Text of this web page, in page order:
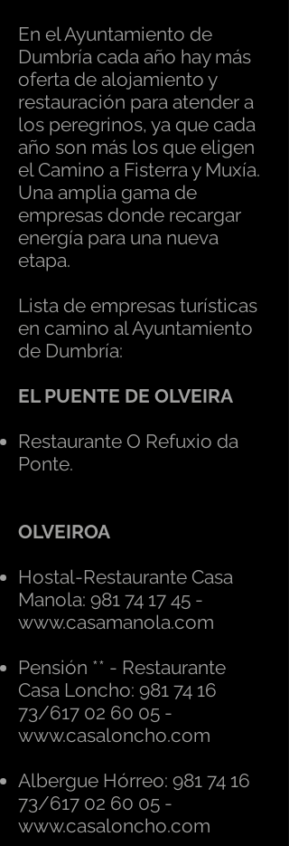
En el Ayuntamiento de
Dumbría cada año hay más
oferta de alojamiento y
restauración para atender a
los peregrinos, ya que cada
año son más los que eligen
el Camino a Fisterra y Muxía.
Una amplia gama de
empresas donde recargar
energía para una nueva
etapa.
Lista de empresas turísticas
en camino al Ayuntamiento
de Dumbría:
EL PUENTE DE OLVEIRA
Restaurante O Refuxio da
Ponte.
OLVEIROA
Hostal-Restaurante Casa
Manola: 981 74 17 45 -
www.casamanola.com
Pensión ** - Restaurante
Casa Loncho: 981 74 16
73/617 02 60 05 -
www.casaloncho.com
Albergue Hórreo: 981 74 16
73/617 02 60 05 -
www.casaloncho.com